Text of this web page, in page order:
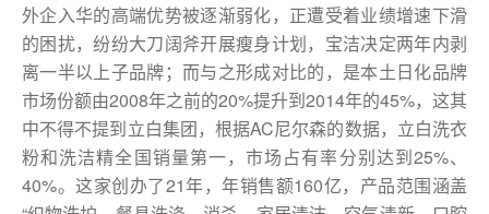
外企入华的高端优势被逐渐弱化，正遭受着业绩增速下滑
的困扰，纷纷大刀阔斧开展瘦身计划，宝洁决定两年内剥
离一半以上子品牌；而与之形成对比的，是本土日化品牌
市场份额由2008年之前的20%提升到2014年的45%，这其
中不得不提到立白集团，根据AC尼尔森的数据，立白洗衣
粉和洗洁精全国销量第一，市场占有率分别达到25%、
40%。这家创办了21年，年销售额160亿，产品范围涵盖